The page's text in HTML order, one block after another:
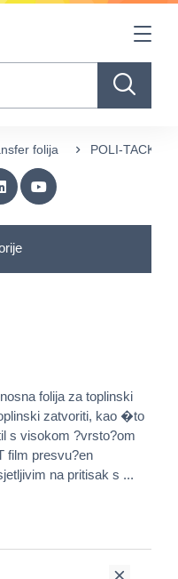
folija POLI-TACK
folija za toplinski
zatvoriti, kao �to
s visokom ?vrsto?om
film presvu?en
na pritisak s ...